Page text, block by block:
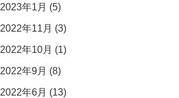
2023年1月 (5)
2022年11月 (3)
2022年10月 (1)
2022年9月 (8)
2022年6月 (13)